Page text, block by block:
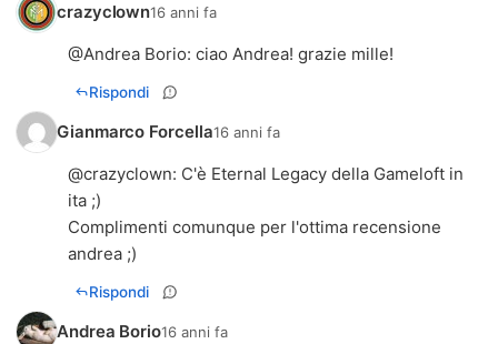
crazyclown16 anni fa
@Andrea Borio: ciao Andrea! grazie mille!
Rispondi
Gianmarco Forcella16 anni fa
@crazyclown: C'è Eternal Legacy della Gameloft in
ita ;)
Complimenti comunque per l'ottima recensione
andrea ;)
Rispondi
Andrea Borio16 anni fa